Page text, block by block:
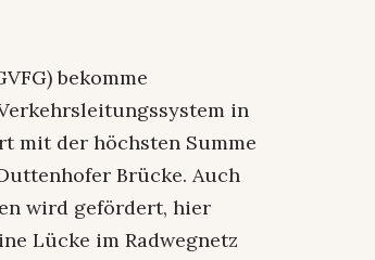
bekomme
in
mit der höchsten Summe
Brücke. Auch
wird gefördert, hier
Lücke im Radwegnetz